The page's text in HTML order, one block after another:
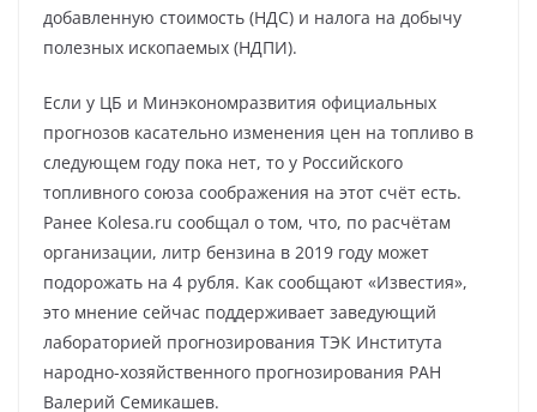
добавленную стоимость (НДС) и налога на добычу
полезных ископаемых (НДПИ).
Если у ЦБ и Минэкономразвития официальных
прогнозов касательно изменения цен на топливо в
следующем году пока нет, то у Российского
топливного союза соображения на этот счёт есть.
Ранее Kolesa.ru сообщал о том, что, по расчётам
организации, литр бензина в 2019 году может
подорожать на 4 рубля. Как сообщают «Известия»,
это мнение сейчас поддерживает заведующий
лабораторией прогнозирования ТЭК Института
народно-хозяйственного прогнозирования РАН
Валерий Семикашев.